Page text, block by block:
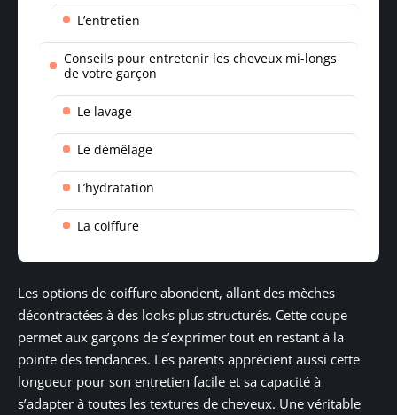
L’entretien
Conseils pour entretenir les cheveux mi-longs
de votre garçon
Le lavage
Le démêlage
L’hydratation
La coiffure
Les options de coiffure abondent, allant des mèches
décontractées à des looks plus structurés. Cette coupe
permet aux garçons de s’exprimer tout en restant à la
pointe des tendances. Les parents apprécient aussi cette
longueur pour son entretien facile et sa capacité à
s’adapter à toutes les textures de cheveux. Une véritable